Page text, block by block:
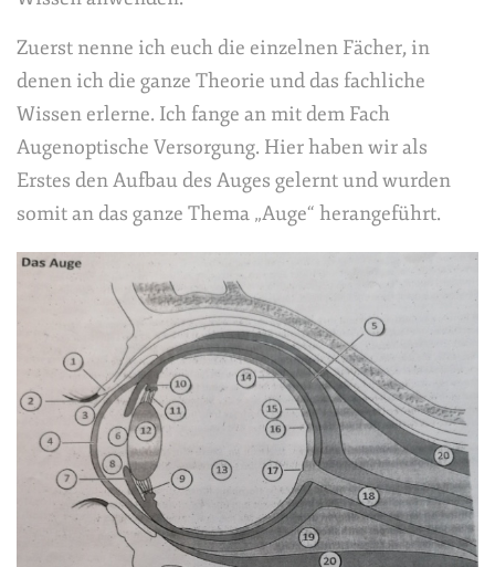
Zuerst nenne ich euch die einzelnen Fächer, in
denen ich die ganze Theorie und das fachliche
Wissen erlerne. Ich fange an mit dem Fach
Augenoptische Versorgung. Hier haben wir als
Erstes den Aufbau des Auges gelernt und wurden
somit an das ganze Thema „Auge“ herangeführt.